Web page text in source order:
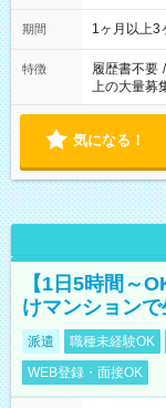
ます
期間 1ヶ月以上3
特徴 履歴書不要 /
上の大量募
気になる！
【1日5時間～
けマンション
派遣 職種未経験OK
WEB登録・面接OK